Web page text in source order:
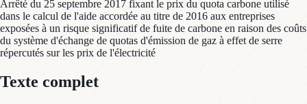
Arrêté du 25 septembre 2017 fixant le prix du quota carbone utilisé
dans le calcul de l'aide accordée au titre de 2016 aux entreprises
exposées à un risque significatif de fuite de carbone en raison des coûts
du système d'échange de quotas d'émission de gaz à effet de serre
répercutés sur les prix de l'électricité
Texte complet